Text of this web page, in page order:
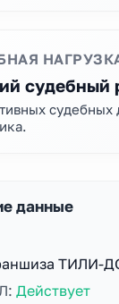
судебный
судебных
данные
ТИЛИ-
Действует